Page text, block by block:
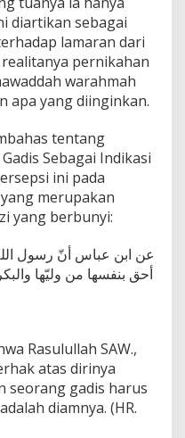
diartikan sebagai
lamaran dari
pernikahan
warahmah
apa yang diinginkan.
tentang
Sebagai Indikasi
ini pada
merupakan
yang berbunyi:
عن ابن عباس أنّ رسول
أحق بنفسها من وليّها
Rasulullah SAW.,
atas dirinya
seorang gadis harus
diamnya. (HR.